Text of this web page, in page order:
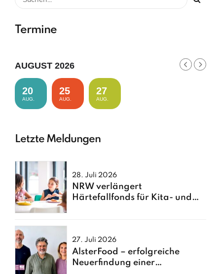
Termine
AUGUST 2026
20
AUG.
25
AUG.
27
AUG.
Letzte Meldungen
28. Juli 2026
NRW verlängert
Härtefallfonds für Kita- und
27. Juli 2026
AlsterFood – erfolgreiche
Neuerfindung einer